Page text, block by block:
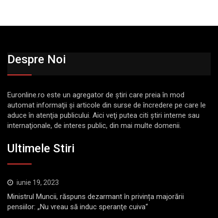
Despre Noi
Euronline.ro este un agregator de ştiri care preia în mod
automat informaţii şi articole din surse de încredere pe care le
aduce în atenţia publicului. Aici veţi putea citi ştiri interne sau
internaţionale, de interes public, din mai multe domenii.
Ultimele Stiri
iunie 19, 2023
Ministrul Muncii, răspuns dezarmant în privința majorării
pensiilor: „Nu vreau să induc speranţe cuiva“